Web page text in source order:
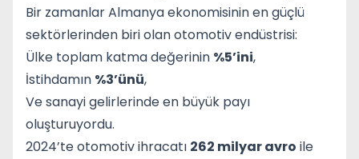
Bir zamanlar Almanya ekonomisinin en güçlü
sektörlerinden biri olan otomotiv endüstrisi:
Ülke toplam katma değerinin %5’ini,
İstihdamın %3’ünü,
Ve sanayi gelirlerinde en büyük payı
oluşturuyordu.
2024’te otomotiv ihracatı 262 milyar avro ile